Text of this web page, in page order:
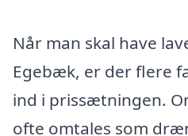
Når man skal have
Egebæk, er der flere
ind i prissætningen.
ofte omtales som